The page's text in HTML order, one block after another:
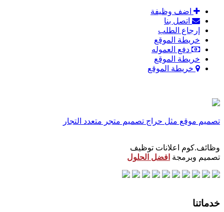
اضف وظيفة
اتصل بنا
إرجاع الطلب
خريطة الموقع
دفع العموله
خريطة الموقع
خريطة الموقع
تصميم موقع مثل حراج تصميم متجر متعدد التجار
وظائف.كوم اعلانات توظيف
تصميم وبرمجة افضل الحلول
خدماتنا